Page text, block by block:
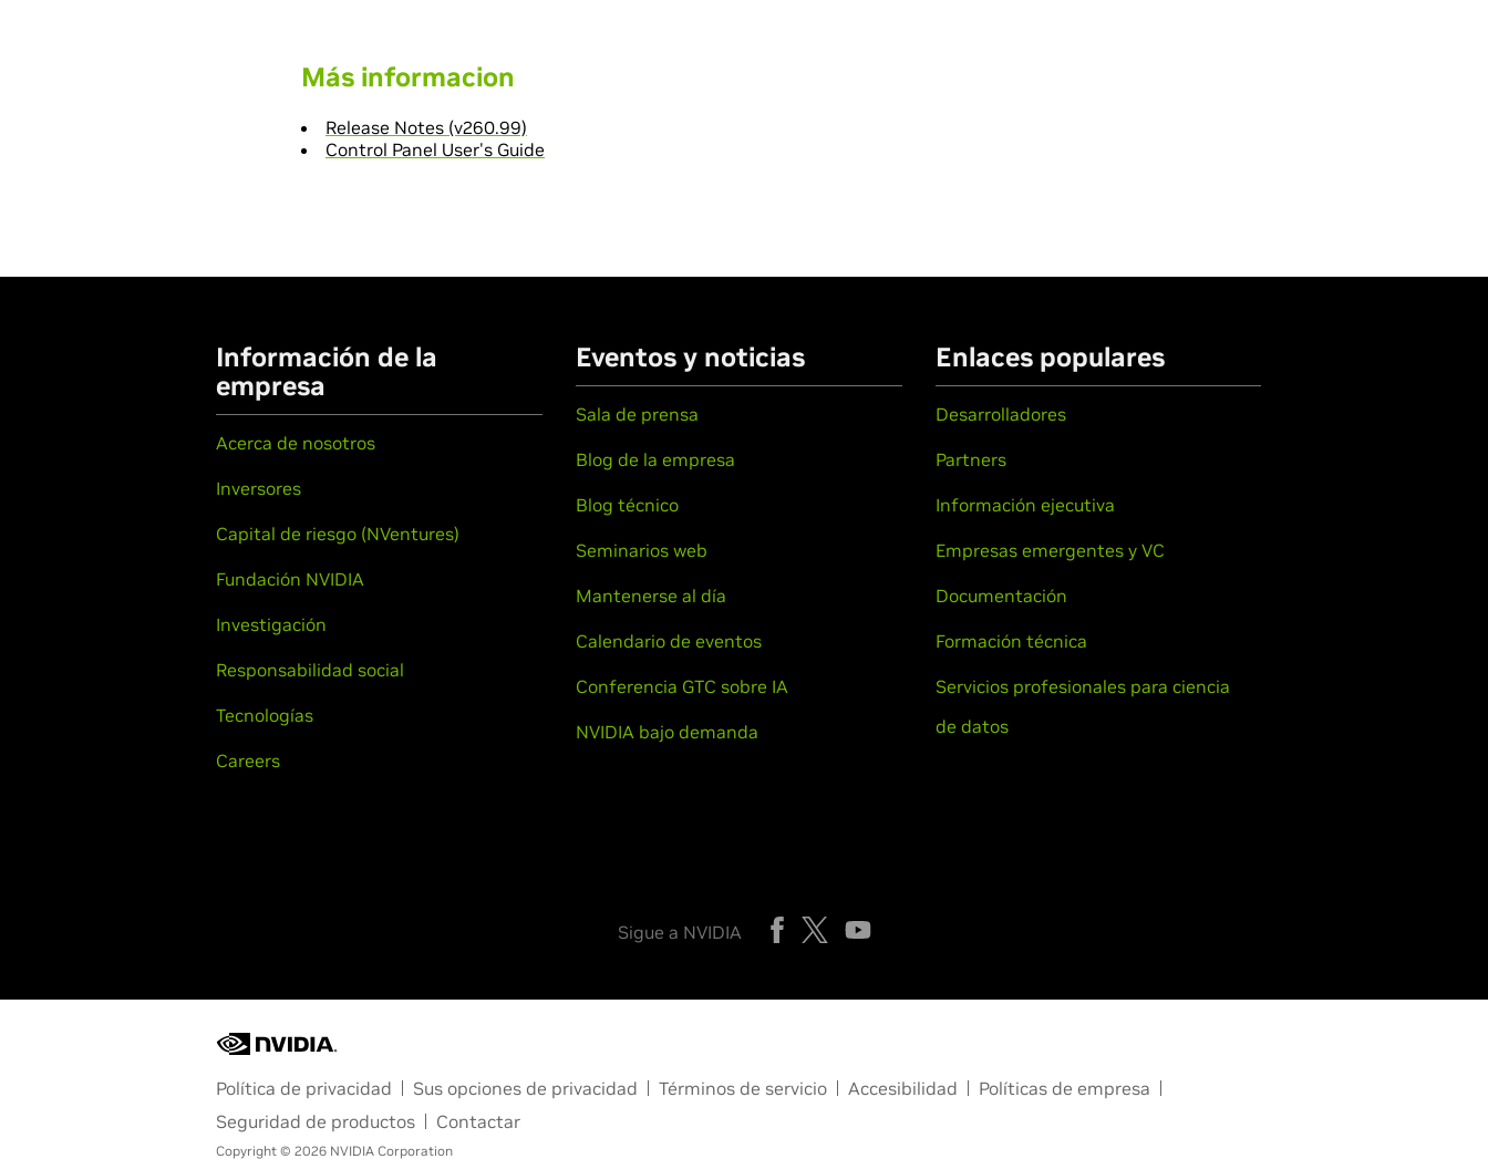
Más informacion
Release Notes (v260.99)
Control Panel User's Guide
Información de la
empresa
Acerca de nosotros
Inversores
Capital de riesgo (NVentures)
Fundación NVIDIA
Investigación
Responsabilidad social
Tecnologías
Careers
Eventos y noticias
Sala de prensa
Blog de la empresa
Blog técnico
Seminarios web
Mantenerse al día
Calendario de eventos
Conferencia GTC sobre IA
NVIDIA bajo demanda
Enlaces populares
Desarrolladores
Partners
Información ejecutiva
Empresas emergentes y VC
Documentación
Formación técnica
Servicios profesionales para ciencia
de datos
Sigue a NVIDIA
Política de privacidad Sus opciones de privacidad Términos de servicio Accesibilidad
Políticas de empresa
Seguridad de productos
Contactar
Copyright © 2026 NVIDIA Corporation